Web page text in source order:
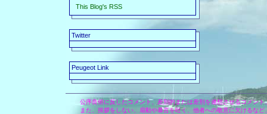
This Blog's RSS
Twitter
Peugeot Link
公序良俗に反したコメント、差別的または差別を連想させるコメン
また、挨拶をしない、扇動や暴言を吐く、他者への敬意に欠けるな